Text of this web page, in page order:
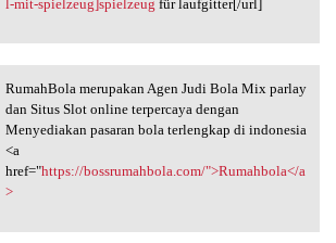
l-mit-spielzeug]spielzeug für laufgitter[/url]
merupakan Agen Judi
RumahBola merupakan Agen Judi Bola Mix parlay
dan Situs Slot online terpercaya dengan
Menyediakan pasaran bola terlengkap di indonesia
<a
href="https://bossrumahbola.com/">Rumahbola</a
>